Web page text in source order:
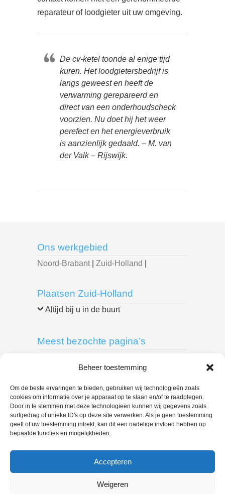
Beheer toestemming
Om de beste ervaringen te bieden, gebruiken wij technologieën zoals
cookies om informatie over je apparaat op te slaan en/of te raadplegen.
Door in te stemmen met deze technologieën kunnen wij gegevens zoals
surfgedrag of unieke ID's op deze site verwerken. Als je geen toestemming
geeft of uw toestemming intrekt, kan dit een nadelige invloed hebben op
bepaalde functies en mogelijkheden.
Accepteren
Weigeren
reparateur of loodgieter uit uw omgeving.
De cv-ketel toonde al enige tijd
kuren. Het loodgietersbedrijf is
langs geweest en heeft de
verwarming gerepareerd en
direct van een onderhoudscheck
voorzien. Nu doet hij het weer
perefect en het energieverbruik
is aanzienlijk gedaald. – M. van
der Valk – Rijswijk.
Ons werkgebied
Noord-Brabant Zuid-Holland
Plaatsen Zuid-Holland
Altijd bij u in de buurt
Meest bezochte pagina’s
Eindhoven|Leiden
Roosendaal
| Rotterdam| Spijkenisse|
Tilburg|
U bent hier:
088 444 7657 loodgietersbedrijf